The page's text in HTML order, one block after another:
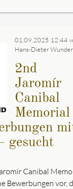
01.09.2025 12:44
Hans-Dieter
2nd
Jaromír
Canibal
Memorial
gesucht
Canibal
Bewerbungen vor,